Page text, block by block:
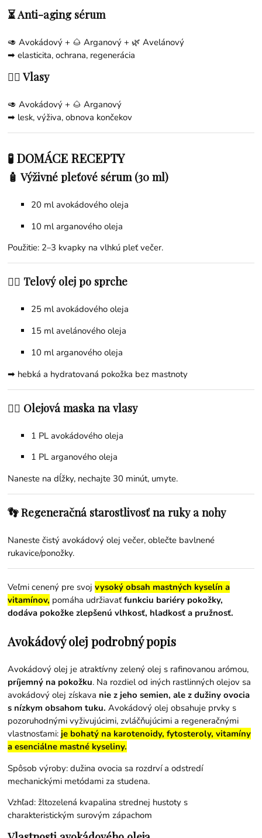
⏳ Anti-aging sérum
🥑 Avokádový + 🌰Arganový + 🌿Avelánový
➡ elasticita, ochrana, regenerácia
💇‍♀️ Vlasy
🥑 Avokádový + 🌰Arganový
➡ lesk, výživa, obnova končekov
🧪 DOMÁCE RECEPTY
🧴 Výživné pleťové sérum (30 ml)
20 ml avokádového oleja
10 mlarganového oleja
Použitie: 2–3 kvapky na vlhkú pleť večer.
💆‍♀️ Telový olej po sprche
25 ml avokádového oleja
15 mlavelánového oleja
10 mlarganového oleja
➡ hebká a hydratovaná pokožka bez mastnoty
💇‍♀️ Olejová maska na vlasy
1 PL avokádového oleja
1 PLarganového oleja
Naneste na dĺžky, nechajte 30 minút, umyte.
👣 Regeneračná starostlivosť na ruky a nohy
Naneste čistý avokádový olej večer, oblečte bavlnené
rukavice/ponožky.
Veľmi cenený pre svojvysoký obsah mastných kyselín a
vitamínov, pomáha udržiavaťfunkciu bariéry pokožky,
dodáva pokožke zlepšenú vlhkosť, hladkosť a pružnosť.
Avokádový olej podrobný popis
Avokádový olej je atraktívny zelený olej s rafinovanou arómou,
príjemný na pokožku. Na rozdiel od iných rastlinných olejov sa
avokádový olej získava nie z jeho semien, ale z dužiny ovocia
s nízkym obsahom tuku. Avokádový olej obsahuje prvky s
pozoruhodnými vyživujúcimi, zvláčňujúcimi a regeneračnými
vlastnosťami: je bohatý na karotenoidy, fytosteroly, vitamíny
a esenciálne mastné kyseliny.
Spôsob výroby: dužina ovocia sa rozdrví a odstredí
mechanickými metódami za studena.
Vzhľad: žltozelená kvapalina strednej hustoty s
charakteristickým surovým zápachom